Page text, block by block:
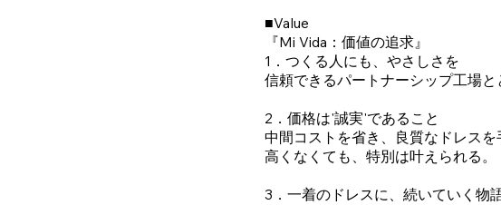
■Value
『Mi Vida：価値の追求』
1．つくる人にも、やさしさを
信頼できるパートナーシップ工場と
2．価格は'誠実'であること
中間コストを省き、良質なドレスを
高くなくても、特別は叶えられる。
3．一着のドレスに、続いていく物